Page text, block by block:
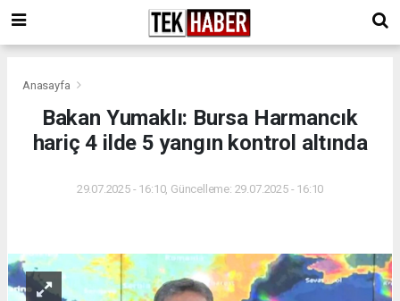
Anasayfa
Bakan Yumaklı: Bursa Harmancık
hariç 4 ilde 5 yangın kontrol altında
29.07.2025 - 16:10, Güncelleme: 29.07.2025 - 16:10